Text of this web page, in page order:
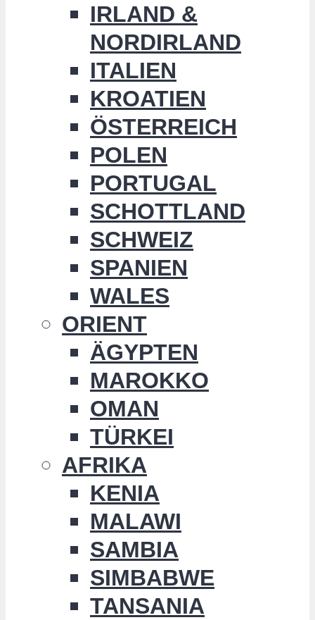
IRLAND &
NORDIRLAND
ITALIEN
KROATIEN
ÖSTERREICH
POLEN
PORTUGAL
SCHOTTLAND
SCHWEIZ
SPANIEN
WALES
ORIENT
ÄGYPTEN
MAROKKO
OMAN
TÜRKEI
AFRIKA
KENIA
MALAWI
SAMBIA
SIMBABWE
TANSANIA